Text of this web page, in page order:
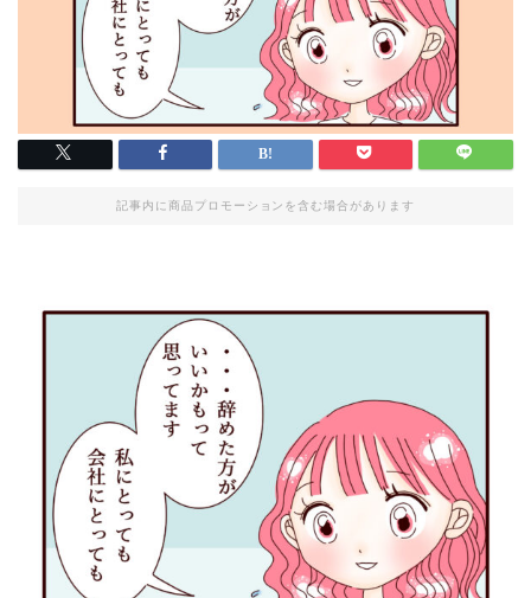
記事内に商品プロモーションを含む場合があります